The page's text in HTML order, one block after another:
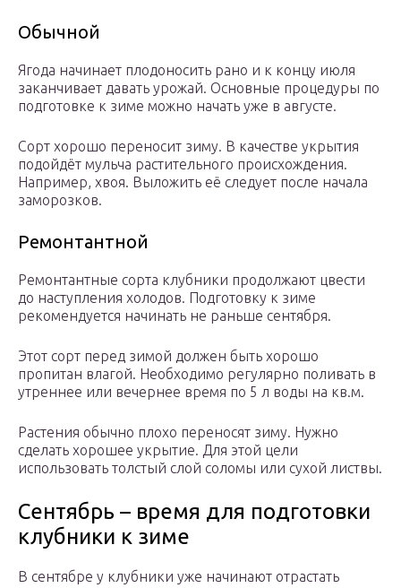
Обычной
Ягода начинает плодоносить рано и к концу июля
заканчивает давать урожай. Основные процедуры по
подготовке к зиме можно начать уже в августе.
Сорт хорошо переносит зиму. В качестве укрытия
подойдёт мульча растительного происхождения.
Например, хвоя. Выложить её следует после начала
заморозков.
Ремонтантной
Ремонтантные сорта клубники продолжают цвести
до наступления холодов. Подготовку к зиме
рекомендуется начинать не раньше сентября.
Этот сорт перед зимой должен быть хорошо
пропитан влагой. Необходимо регулярно поливать в
утреннее или вечернее время по 5 л воды на кв.м.
Растения обычно плохо переносят зиму. Нужно
сделать хорошее укрытие. Для этой цели
использовать толстый слой соломы или сухой листвы.
Сентябрь – время для подготовки
клубники к зиме
В сентябре у клубники уже начинают отрастать